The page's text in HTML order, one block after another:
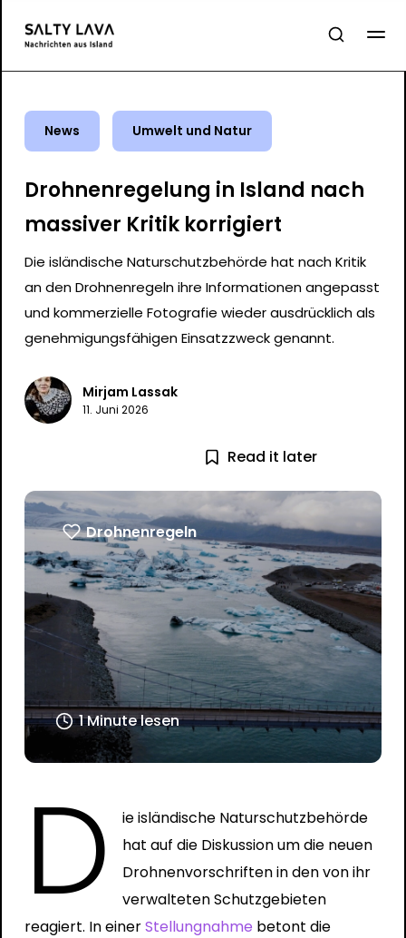
News Umwelt und Natur
Drohnenregelung in Island nach
massiver Kritik korrigiert
Die isländische Naturschutzbehörde hat nach Kritik
an den Drohnenregeln ihre Informationen angepasst
und kommerzielle Fotografie wieder ausdrücklich als
genehmigungsfähigen Einsatzzweck genannt.
Mirjam Lassak
11. Juni 2026
Read it later
Drohnenregeln
1 Minute lesen
D
ie isländische Naturschutzbehörde
hat auf die Diskussion um die neuen
Drohnenvorschriften in den von ihr
verwalteten Schutzgebieten
reagiert. In einerStellungnahme betont die